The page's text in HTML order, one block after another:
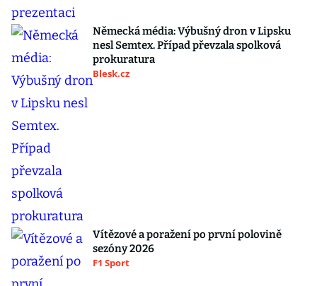
Německá média: Výbušný dron v Lipsku
nesl Semtex. Případ převzala spolková
prokuratura
Blesk.cz
Vítězové a poražení po první polovině
sezóny 2026
F1 Sport